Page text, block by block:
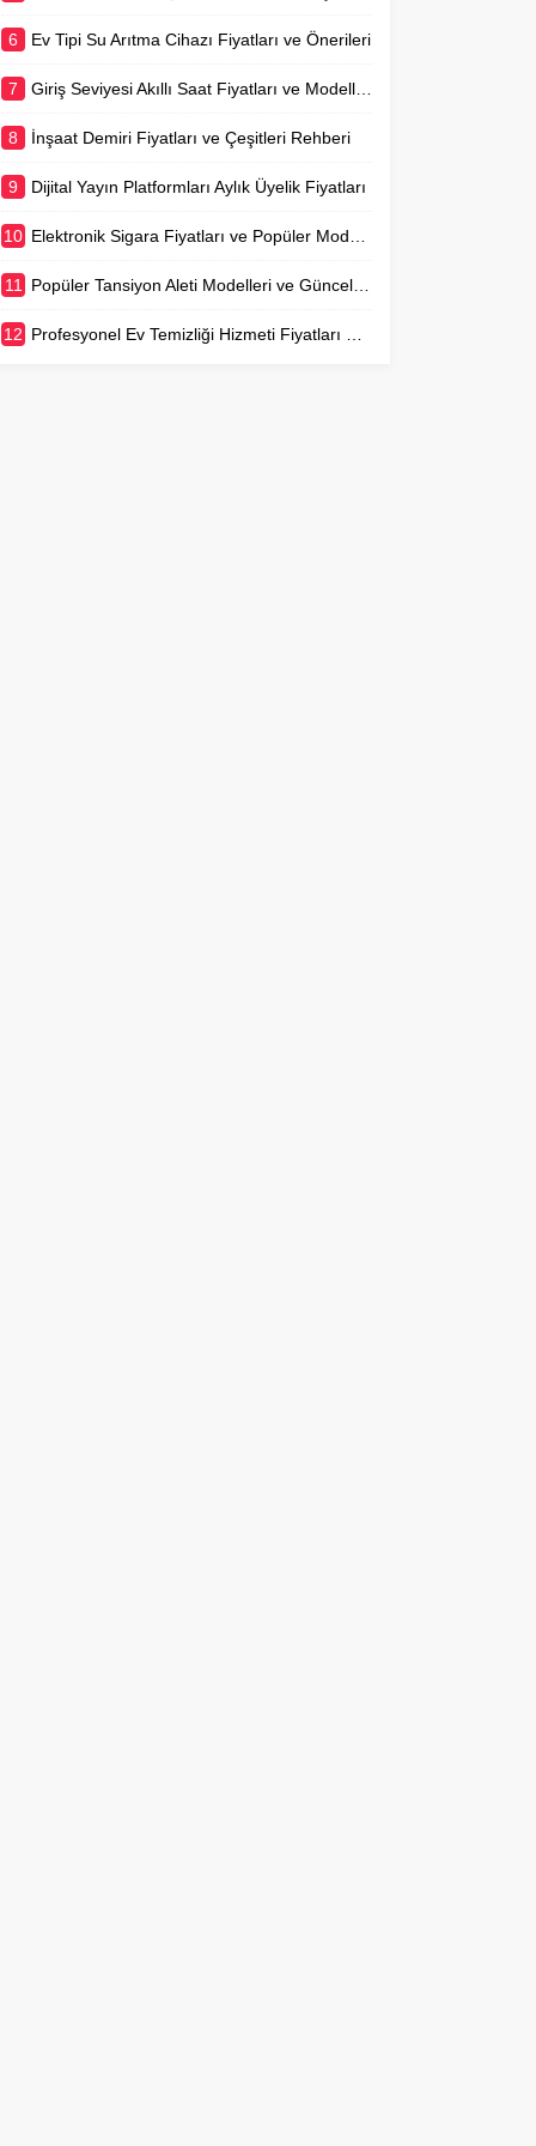
6 Ev Tipi Su Arıtma Cihazı Fiyatları ve Önerileri
7 Giriş Seviyesi Akıllı Saat Fiyatları ve Modelleri
8 İnşaat Demiri Fiyatları ve Çeşitleri Rehberi
9 Dijital Yayın Platformları Aylık Üyelik Fiyatları
10 Elektronik Sigara Fiyatları ve Popüler Modeller
11 Popüler Tansiyon Aleti Modelleri ve Güncel Fiyatları
12 Profesyonel Ev Temizliği Hizmeti Fiyatları Detaylı Rehber